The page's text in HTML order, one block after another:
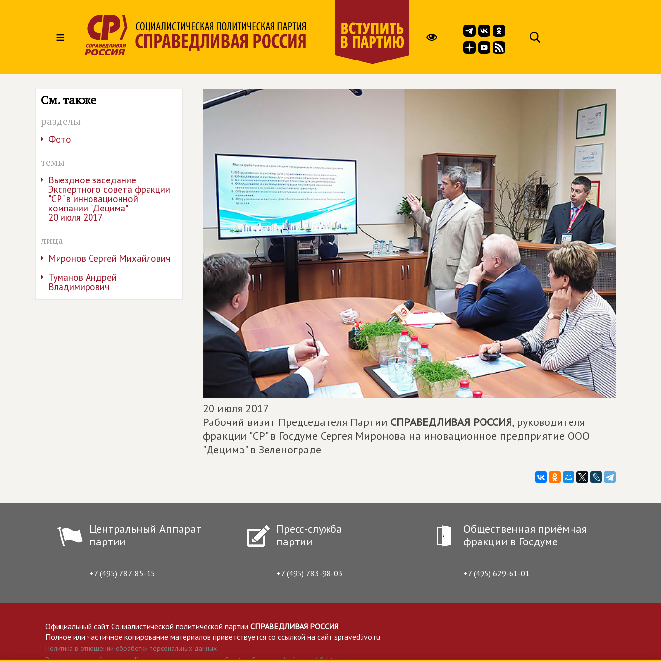
≡
См. также
разделы
Фото
темы
Выездное заседание
Экспертного совета фракции
"СР" в инновационной
компании "Децима"
20 июля 2017
лица
Миронов Сергей Михайлович
Туманов Андрей
Владимирович
20 июля 2017
Рабочий визит Председателя Партии СПРАВЕДЛИВАЯ РОССИЯ, руководителя
фракции "СР" в Госдуме Сергея Миронова на иновационное предприятие ООО
"Децима" в Зеленограде
Центральный Аппарат
партии
+7 (495) 787-85-15
Пресс-служба
партии
+7 (495) 783-98-03
Общественная приёмная
фракции в Госдуме
+7 (495) 629-61-01
Официальный сайт Социалистической политической партии СПРАВЕДЛИВАЯ РОССИЯ
Полное или частичное копирование материалов приветствуется со ссылкой на сайт spravedlivo.ru
Политика в отношении обработки персональных данных